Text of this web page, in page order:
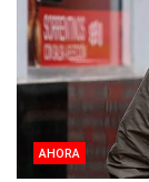
AHORA